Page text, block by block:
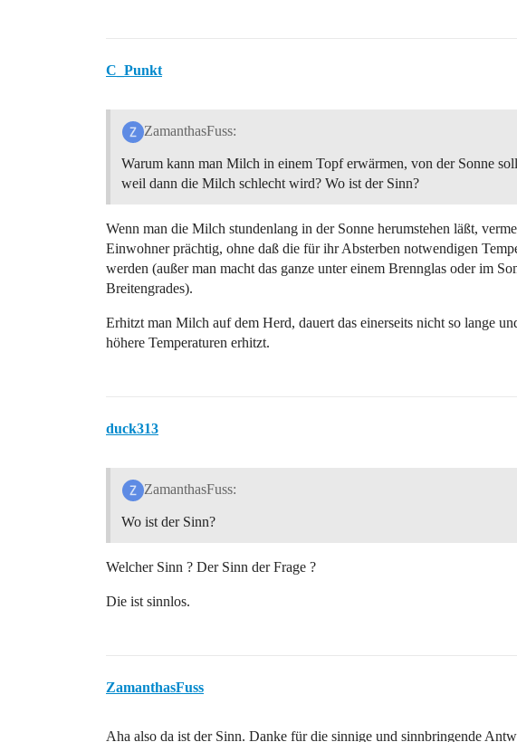
C_Punkt
ZamanthasFuss:
Warum kann man Milch in einem Topf erwärmen, von der Sonne
weil dann die Milch schlecht wird? Wo ist der Sinn?
Wenn man die Milch stundenlang in der Sonne herumstehen läßt,
Einwohner prächtig, ohne daß die für ihr Absterben notwendigen
werden (außer man macht das ganze unter einem Brennglas oder im
Breitengrades).
Erhitzt man Milch auf dem Herd, dauert das einerseits nicht so lange
höhere Temperaturen erhitzt.
duck313
ZamanthasFuss:
Wo ist der Sinn?
Welcher Sinn ? Der Sinn der Frage ?
Die ist sinnlos.
ZamanthasFuss
Aha also da ist der Sinn. Danke für die sinnige und sinnbringende